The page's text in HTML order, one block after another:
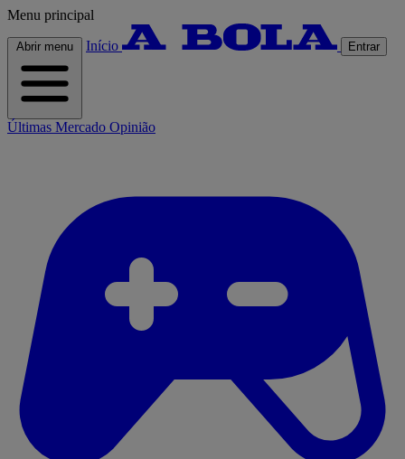
Menu principal
Abrir menu Início Entrar
Últimas Mercado Opinião